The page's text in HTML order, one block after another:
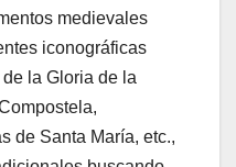
medievales
iconográficas
la Gloria de la
de Santa María, etc.,